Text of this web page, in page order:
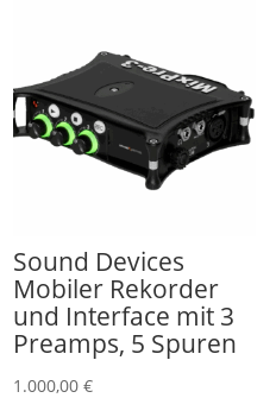
Sound Devices
Mobiler Rekorder
und Interface mit 3
Preamps, 5 Spuren
1.000,00€